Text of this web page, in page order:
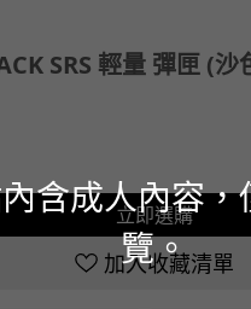
SRS 輕量 彈匣 (沙
立即選購
加入收藏清單
含成人內容
覽。